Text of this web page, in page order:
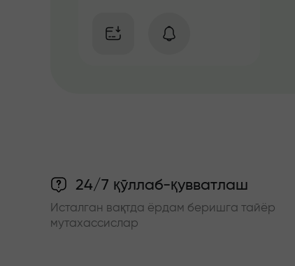
24/7 қўллаб-қувватлаш
Исталган вақтда ёрдам беришга тайёр
мутахассислар